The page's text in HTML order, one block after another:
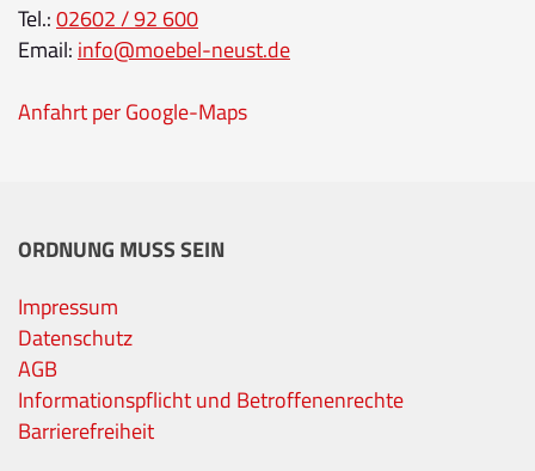
Tel.:02602 / 92 600
Email: info@moebel-neust.de
Anfahrt per Google-Maps
ORDNUNG MUSS SEIN
Impressum
Datenschutz
AGB
Informationspflicht und Betroffenenrechte
Barrierefreiheit